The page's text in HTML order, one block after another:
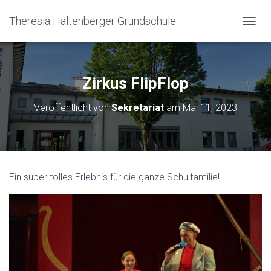
Theresia Haltenberger Grundschule
A
T
O
N
U
E
N
Zirkus FlipFlop
Veröffentlicht vonSekretariat am Mai 11, 2023
Ein super tolles Erlebnis für die ganze Schulfamilie!